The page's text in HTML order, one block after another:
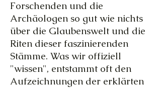
Forschenden und die
Archäologen so gut wie nichts
über die Glaubenswelt und die
Riten dieser faszinierenden
Stämme. Was wir offiziell
"wissen", entstammt oft den
Aufzeichnungen der erklärten